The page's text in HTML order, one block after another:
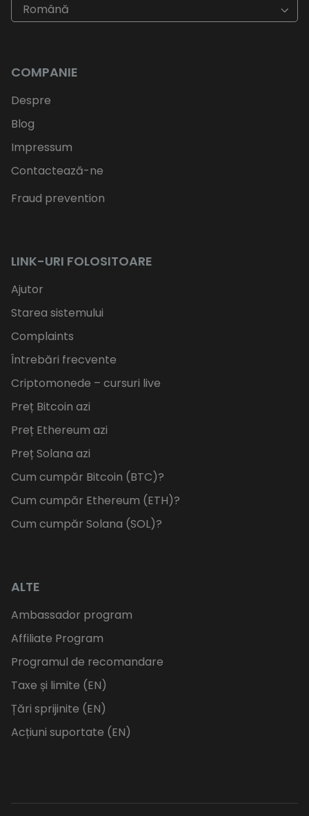
Română
COMPANIE
Despre
Blog
Impressum
Contactează-ne
Fraud prevention
LINK-URI FOLOSITOARE
Ajutor
Starea sistemului
Complaints
Întrebări frecvente
Criptomonede – cursuri live
Preț Bitcoin azi
Preț Ethereum azi
Preț Solana azi
Cum cumpăr Bitcoin (BTC)?
Cum cumpăr Ethereum (ETH)?
Cum cumpăr Solana (SOL)?
ALTE
Ambassador program
Affiliate Program
Programul de recomandare
Taxe și limite (EN)
Țări sprijinite (EN)
Acțiuni suportate (EN)